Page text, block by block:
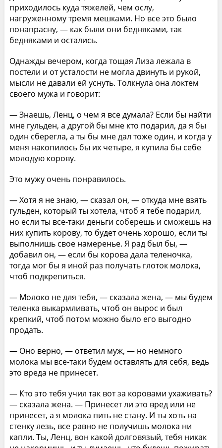
приходилось куда тяжелей, чем ослу,
нагруженному тремя мешками. Но все это было
понапрасну, — как были они бедняками, так
бедняками и остались.
Однажды вечером, когда тощая Лиза лежала в
постели и от усталости не могла двинуть и рукой,
мысли не давали ей уснуть. Толкнула она локтем
своего мужа и говорит:
— Знаешь, Ленц, о чем я все думала? Если бы найти
мне гульден, а другой бы мне кто подарил, да я бы
один сберегла, а ты бы мне дал тоже один, и когда у
меня накопилось бы их четыре, я купила бы себе
молодую корову.
Это мужу очень понравилось.
— Хотя я не знаю, — сказал он, — откуда мне взять
гульден, который ты хотела, чтоб я тебе подарил,
но если ты все-таки деньги соберешь и сможешь на
них купить корову, то будет очень хорошо, если ты
выполнишь свое намеренье. Я рад был бы, —
добавил он, — если бы корова дала теленочка,
тогда мог бы я иной раз получать глоток молока,
чтоб подкрепиться.
— Молоко не для тебя, — сказала жена, — мы будем
теленка выкармливать, чтоб он вырос и был
крепкий, чтоб потом можно было его выгодно
продать.
— Оно верно, — ответил муж, — но немного
молока мы все-таки будем оставлять для себя, ведь
это вреда не принесет.
— Кто это тебя учил так вот за коровами ухаживать?
— сказала жена. — Принесет ли это вред или не
принесет, а я молока пить не стану. И ты хоть на
стенку лезь, все равно не получишь молока ни
капли. Ты, Ленц, вон какой долговязый, тебя никак